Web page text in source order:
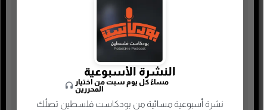
جريمة وغموض واحتيال
رياضة
النشرة الأسبوعية
مساءً كل يوم سبت من اختيار
المحررين
نشرة أسبوعية مسائية من بودكاست فلسطين تصلُك